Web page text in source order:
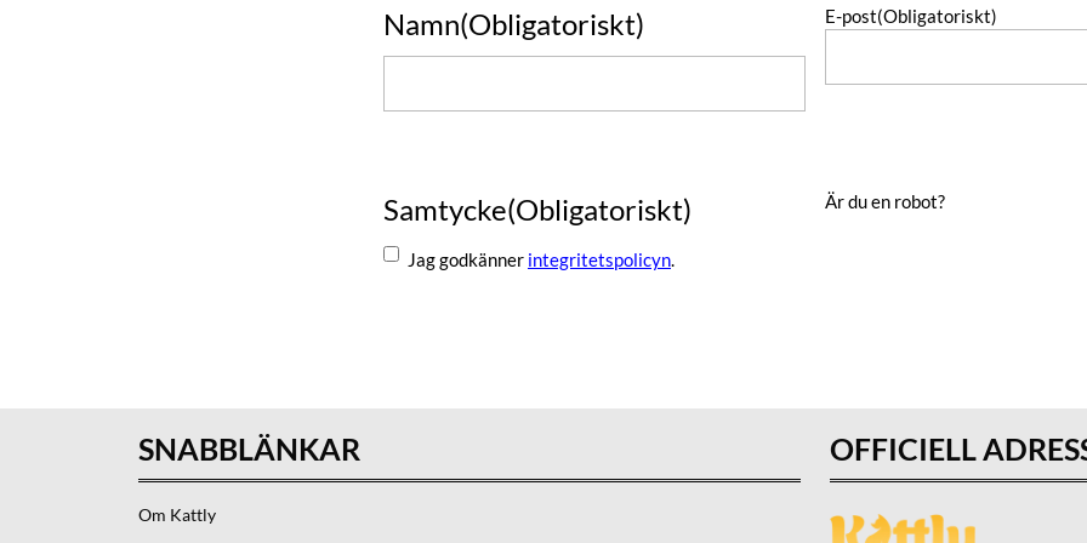
Namn(Obligatoriskt) E-post(Obligatoriskt)
Samtycke(Obligatoriskt)
Jag godkänner integritetspolicyn.
Är du en robot?
SNABBLÄNKAR
Om Kattly
OFFICIELL